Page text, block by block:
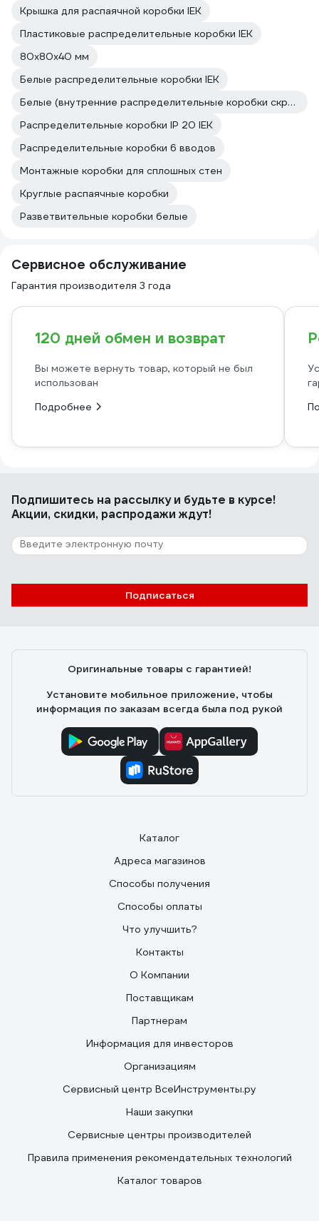
Крышка для распаячной коробки IEK
Пластиковые распределительные коробки IEK
80х80х40 мм
Белые распределительные коробки IEK
Белые (внутренние распределительные коробки скрытой установки)
Распределительные коробки IP 20 IEK
Распределительные коробки 6 вводов
Монтажные коробки для сплошных стен
Круглые распаячные коробки
Разветвительные коробки белые
Сервисное обслуживание
Гарантия производителя 3 года
120 дней обмен и возврат
Вы можете вернуть товар, который не был
использован
Подробнее
Подпишитесь на рассылкуи будьте в курсе!
Акции, скидки, распродажи ждут!
Подписаться
Оригинальные товары с гарантией!
Установите мобильное приложение, чтобы
информация по заказам всегда была под рукой
Каталог
Адреса магазинов
Способы получения
Способы оплаты
Что улучшить?
Контакты
О Компании
Поставщикам
Партнерам
Информация для инвесторов
Организациям
Сервисный центр ВсеИнструменты.ру
Наши закупки
Сервисные центры производителей
Правила применения рекомендательных технологий
Каталог товаров